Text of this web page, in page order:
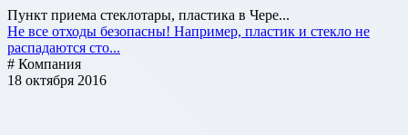
Пункт приема стеклотары, пластика в Чере...
Не все отходы безопасны! Например, пластик и стекло не
распадаются сто...
# Компания
18 октября 2016